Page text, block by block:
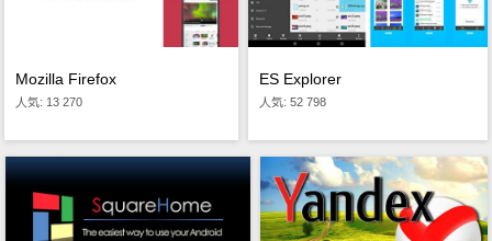
Mozilla Firefox
人気: 13 270
ES Explorer
人気: 52 798